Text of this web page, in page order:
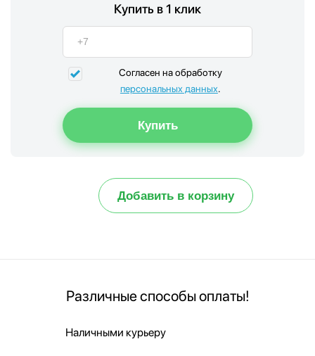
Купить в 1 клик
Согласен на обработку
персональных данных.
Добавить в корзину
Различные способы оплаты!
Наличными курьеру